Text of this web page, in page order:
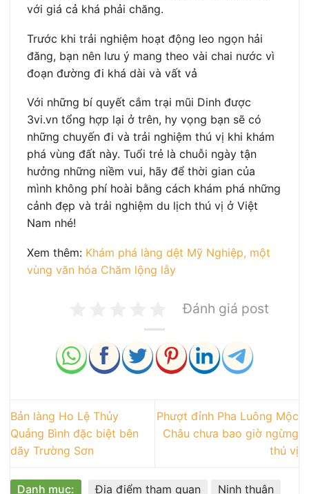
với giá cả khá phải chăng.
Trước khi trải nghiệm hoạt động leo ngọn hải
đăng, bạn nên lưu ý mang theo vài chai nước vì
đoạn đường đi khá dài và vất vả
Với những bí quyết cắm trại mũi Dinh được
3vi.vn tổng hợp lại ở trên, hy vọng bạn sẽ có
những chuyến đi và trải nghiệm thú vị khi khám
phá vùng đất này. Tuổi trẻ là chuỗi ngày tận
hưởng những niềm vui, hãy để thời gian của
mình không phí hoài bằng cách khám phá những
cảnh đẹp và trải nghiệm du lịch thú vị ở Việt
Nam nhé!
Xem thêm: Khám phá làng dệt Mỹ Nghiệp, một
vùng văn hóa Chăm lộng lẫy
Đánh giá post
Bản làng Ho Lệ Thủy
Quảng Bình đặc biệt bên
dãy Trường Sơn
Phượt đỉnh Pha Luông Mộc
Châu chưa bao giờ ngừng
thú vị
Danh mục: Địa điểm tham quan Ninh thuận